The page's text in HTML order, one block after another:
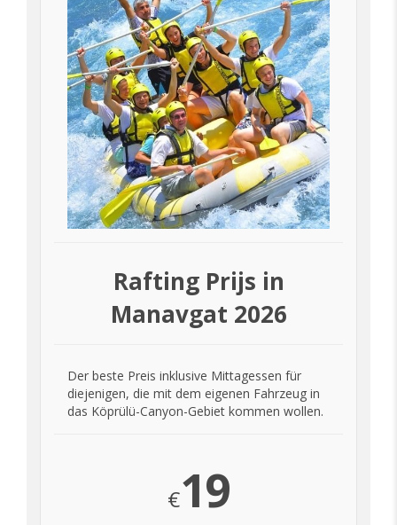
Rafting Prijs in
Manavgat 2026
Der beste Preis inklusive Mittagessen für
diejenigen, die mit dem eigenen Fahrzeug in
das Köprülü-Canyon-Gebiet kommen wollen.
€19